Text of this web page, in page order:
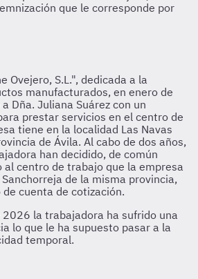
que le corresponde por
Ovejero, S.L.", dedicada a la
manufacturados, en enero de
Dña. Juliana Suárez con un
prestar servicios en el centro de
tiene en la localidad Las Navas
de Ávila. Al cabo de dos años,
han decidido, de común
al centro de trabajo que la empresa
de la misma provincia,
cuenta de cotización.
2026 la trabajadora ha sufrido una
lo que le ha supuesto pasar a la
temporal.